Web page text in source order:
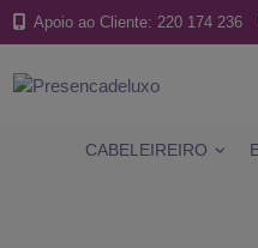
Apoio ao Cliente: 220 174 236
CABELEIREIRO